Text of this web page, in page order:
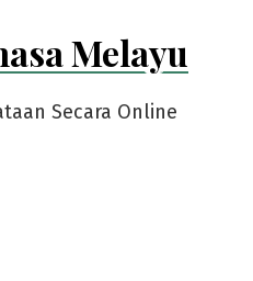
Melayu
Secara Online